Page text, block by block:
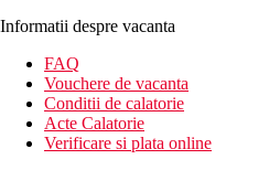
Informatii despre vacanta
FAQ
Vouchere de vacanta
Conditii de calatorie
Acte Calatorie
Verificare si plata online